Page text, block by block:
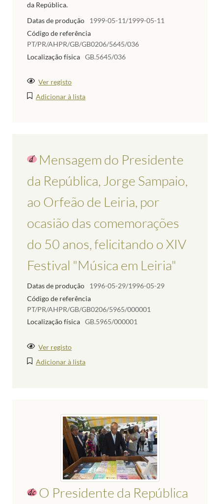
da República.
Datas de produção
1999-05-11/1999-05-11
Código de referência
PT/PR/AHPR/GB/GB0206/5645/036
Localização física GB.5645/036
Ver registo
Adicionar à lista
Mensagem do Presidente
da República, Jorge Sampaio,
ao Orfeão de Leiria, por
ocasião das comemorações
do 50 anos, felicitando o XIV
Festival "Música em Leiria"
Datas de produção
1996-05-29/1996-05-29
Código de referência
PT/PR/AHPR/GB/GB0206/5965/000001
Localização física GB.5965/000001
Ver registo
Adicionar à lista
O Presidente da República